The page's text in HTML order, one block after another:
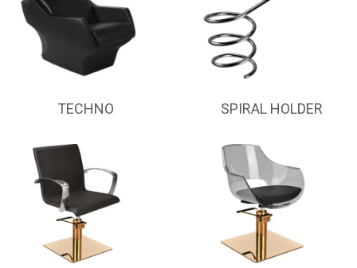
TECHNO SPIRAL HOLDER